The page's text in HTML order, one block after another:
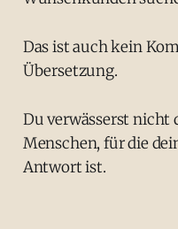
Das ist auch kein
Übersetzung.
Du verwässerst nicht
Menschen, für die
Antwort ist.